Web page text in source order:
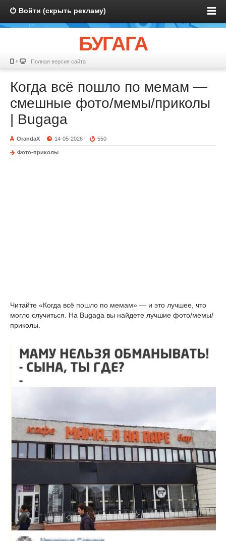
Войти (скрыть рекламу)
БУГАГА
Полная версия сайта
Когда всё пошло по мемам —
смешные фото/мемы/приколы
| Bugaga
OrandaX 14-05-2026 550
Фото-приколы
Читайте «Когда всё пошло по мемам» — и это лучшее, что
могло случиться. На Bugaga вы найдете лучшие фото/мемы/
приколы.